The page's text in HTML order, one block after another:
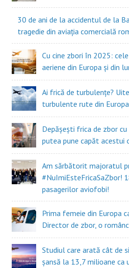
30 de ani de la accidentul de la
tragedie din aviația comercială
Cu cine zbori în 2025:
aeriene din Europa și din
Ai frică de turbulențe?
turbulente rute din
Depășești frica de zbor
putea pune capăt acestui
Am sărbătorit majoratul
#NuImiEsteFricaSaZbor!
pasagerilor aviofobi!
Prima femeie din Europa
Director de zbor, o
Studiul care arată cât de
șansă la 13,7 milioane ca